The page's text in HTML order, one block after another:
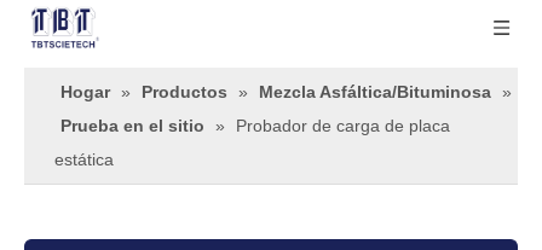
Hogar » Productos » Mezcla Asfáltica/Bituminosa »
Prueba en el sitio
»
Probador de carga de placa
estática